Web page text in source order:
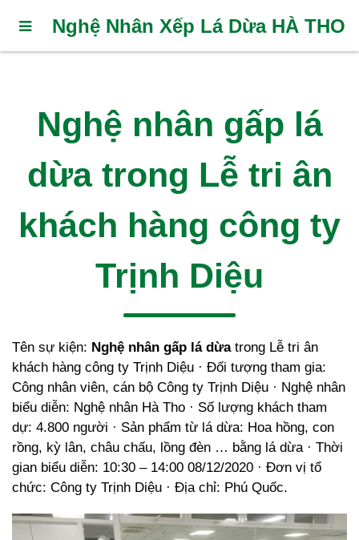
Nghệ Nhân Xếp Lá Dừa HÀ THO
Nghệ nhân gấp lá
dừa trong Lễ tri ân
khách hàng công ty
Trịnh Diệu
Tên sự kiện: Nghệ nhân gấp lá dừatrong Lễ tri ân
khách hàng công ty Trịnh Diệu · Đối tượng tham gia:
Công nhân viên, cán bộ Công ty Trịnh Diệu · Nghệ nhân
biểu diễn: Nghệ nhân Hà Tho · Số lượng khách tham
dự: 4.800 người · Sản phẩm từ lá dừa: Hoa hồng, con
rồng, kỳ lân, châu chấu, lồng đèn … bằng lá dừa · Thời
gian biểu diễn: 10:30 – 14:00 08/12/2020 · Đơn vị tổ
chức: Công ty Trịnh Diệu · Địa chỉ: Phú Quốc.